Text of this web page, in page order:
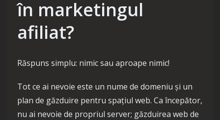
în marketingul
afiliat?
Răspuns simplu: nimic sau aproape nimic!
Tot ce ai nevoie este un nume de domeniu și un
plan de găzduire pentru spațiul web. Ca începător,
nu ai nevoie de propriul server; găzduirea web de